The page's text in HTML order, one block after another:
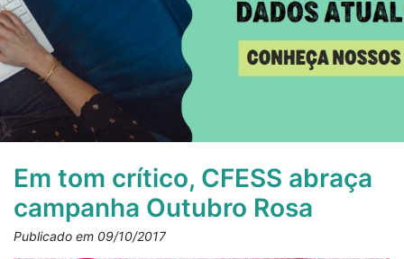
Em tom crítico, CFESS abraça
campanha Outubro Rosa
Publicado em 09/10/2017